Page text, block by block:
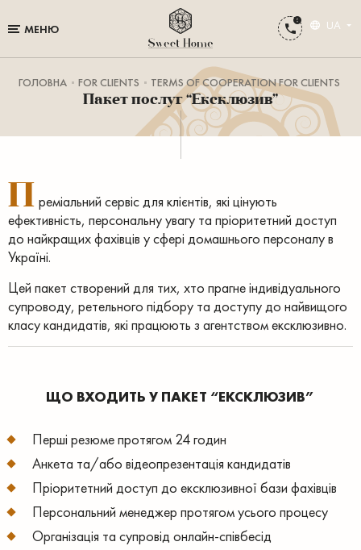
МЕНЮ UA
ГОЛОВНА FOR CLIENTS TERMS OF COOPERATION FOR CLIENTS
Пакет послуг “Ексклюзив”
П реміальний сервіс для клієнтів, які цінують
ефективність, персональну увагу та пріоритетний доступ
до найкращих фахівців у сфері домашнього персоналу в
Україні.
Цей пакет створений для тих, хто прагне індивідуального
супроводу, ретельного підбору та доступу до найвищого
класу кандидатів, які працюють з агентством ексклюзивно.
ЩО ВХОДИТЬ У ПАКЕТ “ЕКСКЛЮЗИВ”
Перші резюме протягом 24 годин
Анкета та/або відеопрезентація кандидатів
Пріоритетний доступ до ексклюзивної бази фахівців
Персональний менеджер протягом усього процесу
Організація та супровід онлайн-співбесід